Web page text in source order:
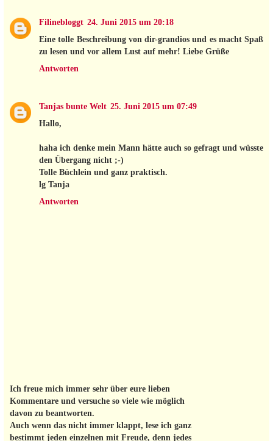
Filinebloggt 24. Juni 2015 um 20:18
Eine tolle Beschreibung von dir-grandios und es macht Spaß
zu lesen und vor allem Lust auf mehr! Liebe Grüße
Antworten
Tanjas bunte Welt 25. Juni 2015 um 07:49
Hallo,
haha ich denke mein Mann hätte auch so gefragt und wüsste
den Übergang nicht ;-)
Tolle Büchlein und ganz praktisch.
lg Tanja
Antworten
Ich freue mich immer sehr über eure lieben
Kommentare und versuche so viele wie möglich
davon zu beantworten.
Auch wenn das nicht immer klappt, lese ich ganz
bestimmt jeden einzelnen mit Freude, denn jedes